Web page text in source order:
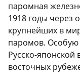
паромная
1918 годы через
крупнейших в
паромов. Особую
Русско-
восточных